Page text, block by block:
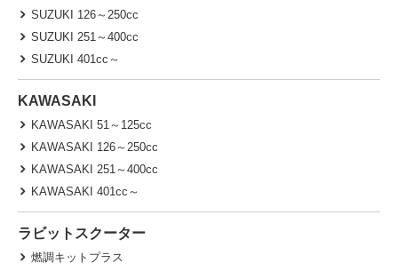
SUZUKI 126～250cc
SUZUKI 251～400cc
SUZUKI 401cc～
KAWASAKI
KAWASAKI 51～125cc
KAWASAKI 126～250cc
KAWASAKI 251～400cc
KAWASAKI 401cc～
ラビットスクーター
燃調キットプラス